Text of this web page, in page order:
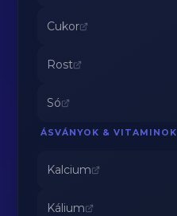
Cukor
Rost
Só
ÁSVÁNYOK & VITAMINOK
Kalcium
Kálium